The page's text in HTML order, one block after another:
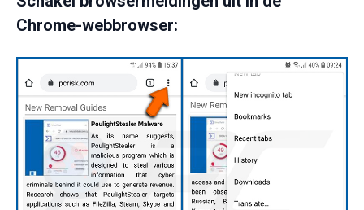
Chrome-webbrowser: